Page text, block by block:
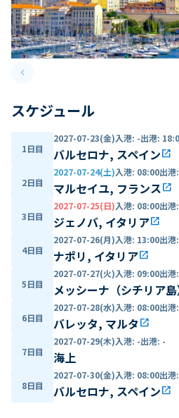
keyboard_arrow_leftPrevious slide
スケジュール
1日目
2027-07-23(金)入港: -出港:
バルセロナ, スペインopen_in_new
2日目
2027-07-24(土)入港: 08:00出港:
マルセイユ, フランスopen_in_new
3日目
2027-07-25(日)入港: 08:00出港:
ジェノバ, イタリアopen_in_new
4日目
2027-07-26(月)入港: 13:00出港:
ナポリ, イタリアopen_in_new
5日目
2027-07-27(火)入港: 09:00出港:
メッシーナ（シチリア
6日目
2027-07-28(水)入港: 08:00出港:
バレッタ, マルタopen_in_new
7日目
2027-07-29(木)入港: -出港: -
海上
8日目
2027-07-30(金)入港: 08:00出港:
バルセロナ, スペインopen_in_new